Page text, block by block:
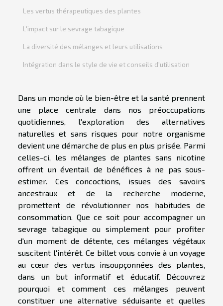
Les vertus thérapeutiques des plantes
L'impact sur le sevrage tabagique
La diversité des mélanges et leurs utilisations
Intégration dans le style de vie et conseils d'utilisation
Dans un monde où le bien-être et la santé prennent
une place centrale dans nos préoccupations
quotidiennes, l'exploration des alternatives
naturelles et sans risques pour notre organisme
devient une démarche de plus en plus prisée. Parmi
celles-ci, les mélanges de plantes sans nicotine
offrent un éventail de bénéfices à ne pas sous-
estimer. Ces concoctions, issues des savoirs
ancestraux et de la recherche moderne,
promettent de révolutionner nos habitudes de
consommation. Que ce soit pour accompagner un
sevrage tabagique ou simplement pour profiter
d'un moment de détente, ces mélanges végétaux
suscitent l'intérêt. Ce billet vous convie à un voyage
au cœur des vertus insoupçonnées des plantes,
dans un but informatif et éducatif. Découvrez
pourquoi et comment ces mélanges peuvent
constituer une alternative séduisante et quelles